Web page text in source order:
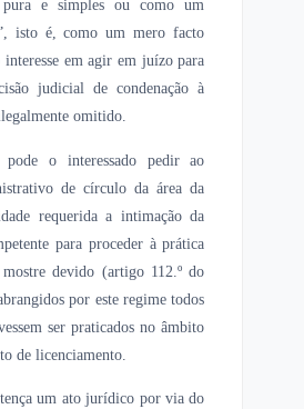
pura e simples ou como um
isto é, como um mero facto
em agir em juízo para
judicial de condenação à
omitido.
pode o interessado pedir ao
de círculo da área da
requerida a intimação da
para proceder à prática
devido (artigo 112.º do
por este regime todos
ser praticados no âmbito
de licenciamento.
um ato jurídico por via do